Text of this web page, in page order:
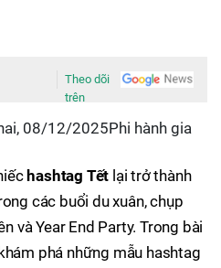
Theo dõi
trên
08/12/2025Phi hành gia
hashtag Tết lại trở thành
các buổi du xuân, chụp
và Year End Party. Trong bài
phá những mẫu hashtag